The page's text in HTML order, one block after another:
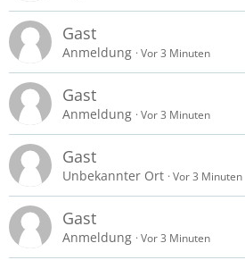
Gast
Anmeldung Vor 3 Minuten
Gast
Anmeldung Vor 3 Minuten
Gast
Unbekannter Ort Vor 3 Minuten
Gast
Anmeldung Vor 3 Minuten